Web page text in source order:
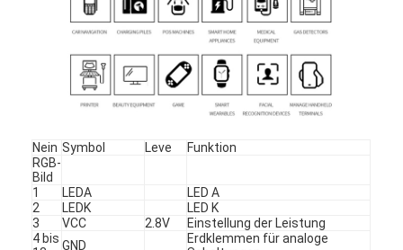
Über uns
Werksbesichtigung
Qualitätskontrolle
Kontakt mit uns
Nachrichten
Fälle
Nein Symbol Leve
Funktion
RGB-
Bild
1
LEDA
LED A
2
LEDK
LED K
3
VCC 2.8V
Einstellung der Leistung
4 bis GND
Erdklemmen für analoge